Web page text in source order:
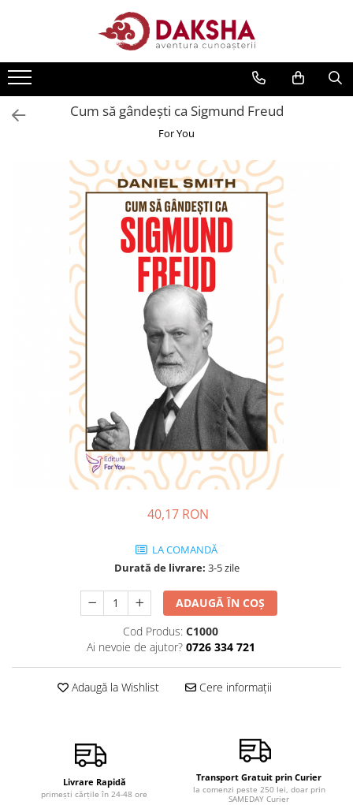
Editura Daksha
Seria Radu Cinamar
Seria David Icke
Seria Immanuel Velikovsky
Spiritualitate
Extratereștrii
Transformare spirituală
Dezvoltare personală
Seria Montauk
Seria Chico Xavier
Non-dualitate
Alimentație
Creștinism
Relații de cuplu
Erotism
Cum să gândești ca Sigmund Freud
For You
40,17 RON
LA COMANDĂ
Durată de livrare: 3-5 zile
ADAUGĂ ÎN COȘ
Cod Produs: C1000
Ai nevoie de ajutor? 0726 334 721
Adaugă la Wishlist Cere informații
Livrare Rapidă
primești cărțile în 24-48 ore
Transport Gratuit prin Curier
la comenzi peste 250 lei, doar prin
SAMEDAY Curier